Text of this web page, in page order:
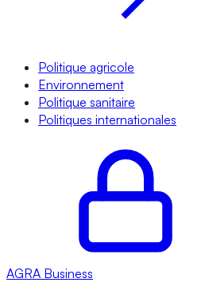
Politique agricole
Environnement
Politique sanitaire
Politiques internationales
AGRA Business